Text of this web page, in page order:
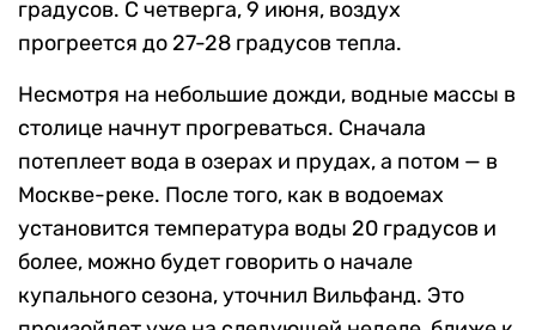
градусов. С четверга, 9 июня, воздух
прогреется до 27-28 градусов тепла.
Несмотря на небольшие дожди, водные массы в
столице начнут прогреваться. Сначала
потеплеет вода в озерах и прудах, а потом — в
Москве-реке. После того, как в водоемах
установится температура воды 20 градусов и
более, можно будет говорить о начале
купального сезона, уточнил Вильфанд. Это